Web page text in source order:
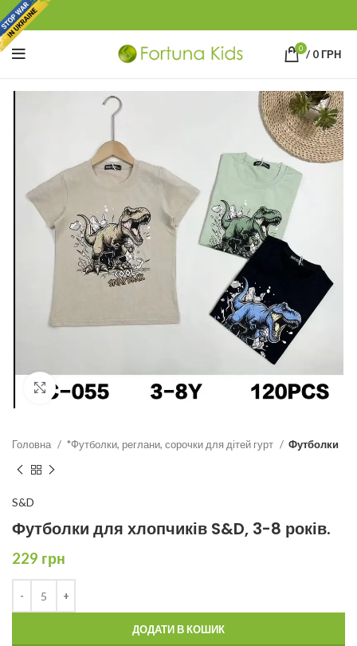
0 / 0ГРН
Click to enlarge
Головна *Футболки, реглани, сорочки для дітей гурт Футболки
S&D
Футболки для хлопчиків S&D, 3-8 років.
229 грн
ДОДАТИ В КОШИК